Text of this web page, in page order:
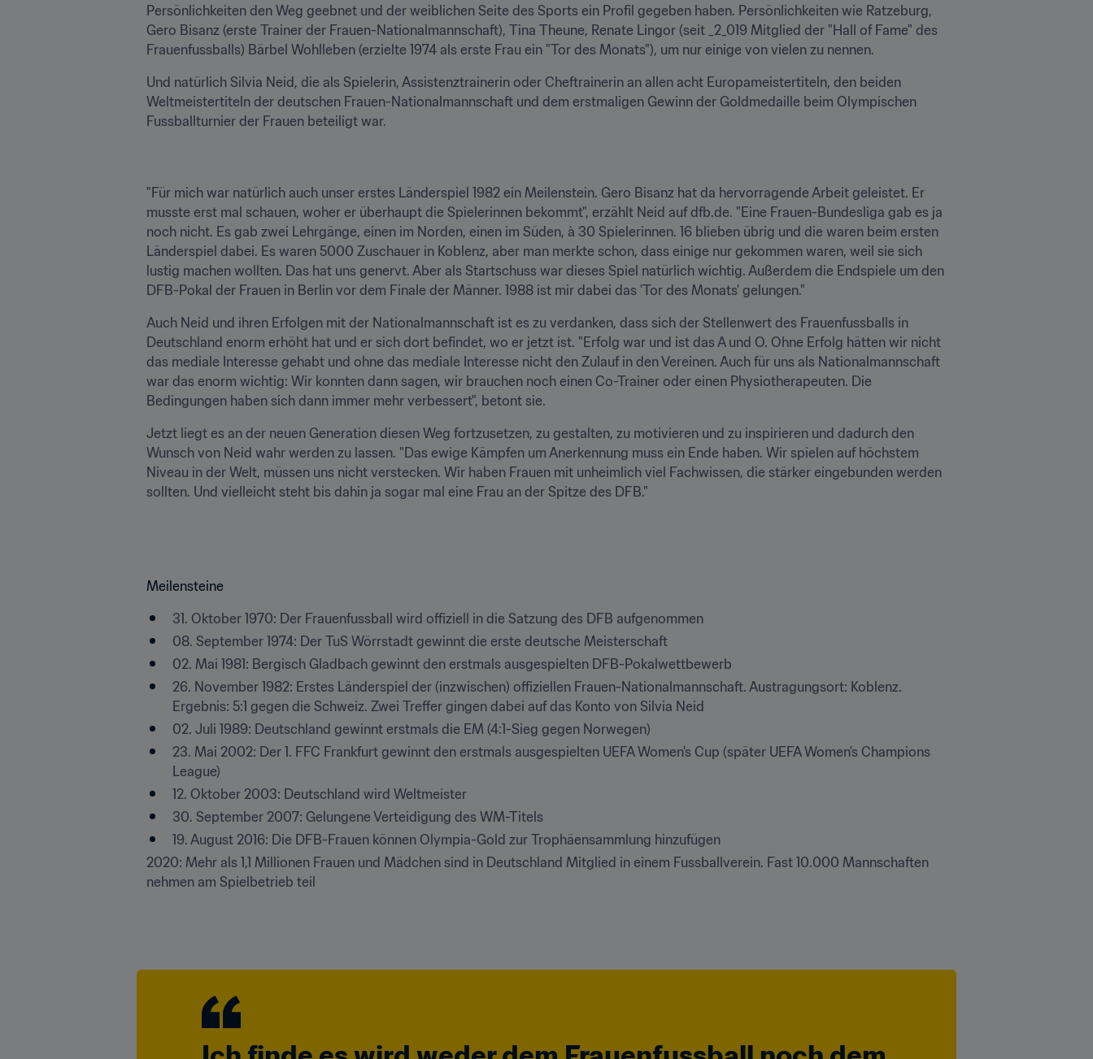
Persönlichkeiten den Weg geebnet und der weiblichen Seite des Sports ein Profil gegeben haben. Persönlichkeiten wie Ratzeburg,
Gero Bisanz (erste Trainer der Frauen-Nationalmannschaft), Tina Theune, Renate Lingor (seit _2_019 Mitglied der "Hall of Fame" des
Frauenfussballs) Bärbel Wohlleben (erzielte 1974 als erste Frau ein "Tor des Monats"), um nur einige von vielen zu nennen.
Und natürlich Silvia Neid, die als Spielerin, Assistenztrainerin oder Cheftrainerin an allen acht Europameistertiteln, den beiden
Weltmeistertiteln der deutschen Frauen-Nationalmannschaft und dem erstmaligen Gewinn der Goldmedaille beim Olympischen
Fussballturnier der Frauen beteiligt war.
"Für mich war natürlich auch unser erstes Länderspiel 1982 ein Meilenstein. Gero Bisanz hat da hervorragende Arbeit geleistet. Er
musste erst mal schauen, woher er überhaupt die Spielerinnen bekommt", erzählt Neid auf dfb.de. "Eine Frauen-Bundesliga gab es ja
noch nicht. Es gab zwei Lehrgänge, einen im Norden, einen im Süden, à 30 Spielerinnen. 16 blieben übrig und die waren beim ersten
Länderspiel dabei. Es waren 5000 Zuschauer in Koblenz, aber man merkte schon, dass einige nur gekommen waren, weil sie sich
lustig machen wollten. Das hat uns genervt. Aber als Startschuss war dieses Spiel natürlich wichtig. Außerdem die Endspiele um den
DFB-Pokal der Frauen in Berlin vor dem Finale der Männer. 1988 ist mir dabei das 'Tor des Monats' gelungen."
Auch Neid und ihren Erfolgen mit der Nationalmannschaft ist es zu verdanken, dass sich der Stellenwert des Frauenfussballs in
Deutschland enorm erhöht hat und er sich dort befindet, wo er jetzt ist. "Erfolg war und ist das A und O. Ohne Erfolg hätten wir nicht
das mediale Interesse gehabt und ohne das mediale Interesse nicht den Zulauf in den Vereinen. Auch für uns als Nationalmannschaft
war das enorm wichtig: Wir konnten dann sagen, wir brauchen noch einen Co-Trainer oder einen Physiotherapeuten. Die
Bedingungen haben sich dann immer mehr verbessert", betont sie.
Jetzt liegt es an der neuen Generation diesen Weg fortzusetzen, zu gestalten, zu motivieren und zu inspirieren und dadurch den
Wunsch von Neid wahr werden zu lassen. "Das ewige Kämpfen um Anerkennung muss ein Ende haben. Wir spielen auf höchstem
Niveau in der Welt, müssen uns nicht verstecken. Wir haben Frauen mit unheimlich viel Fachwissen, die stärker eingebunden werden
sollten. Und vielleicht steht bis dahin ja sogar mal eine Frau an der Spitze des DFB."
Meilensteine
31. Oktober 1970: Der Frauenfussball wird offiziell in die Satzung des DFB aufgenommen
08. September 1974: Der TuS Wörrstadt gewinnt die erste deutsche Meisterschaft
02. Mai 1981: Bergisch Gladbach gewinnt den erstmals ausgespielten DFB-Pokalwettbewerb
26. November 1982: Erstes Länderspiel der (inzwischen) offiziellen Frauen-Nationalmannschaft. Austragungsort: Koblenz.
Ergebnis: 5:1 gegen die Schweiz. Zwei Treffer gingen dabei auf das Konto von Silvia Neid
02. Juli 1989: Deutschland gewinnt erstmals die EM (4:1-Sieg gegen Norwegen)
23. Mai 2002: Der 1. FFC Frankfurt gewinnt den erstmals ausgespielten UEFA Women's Cup (später UEFA Women's Champions
League)
12. Oktober 2003: Deutschland wird Weltmeister
30. September 2007: Gelungene Verteidigung des WM-Titels
19. August 2016: Die DFB-Frauen können Olympia-Gold zur Trophäensammlung hinzufügen
2020: Mehr als 1,1 Millionen Frauen und Mädchen sind in Deutschland Mitglied in einem Fussballverein. Fast 10.000 Mannschaften
nehmen am Spielbetrieb teil